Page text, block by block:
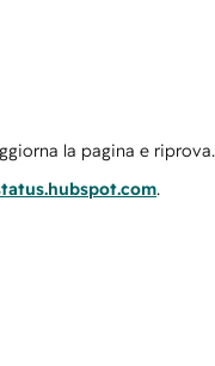
la pagina e riprova.
.